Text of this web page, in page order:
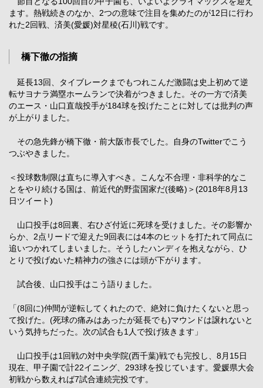
ます。熱戦続きのなか、2つの意味で注目を集めたのが12日に行わ
れた2回戦、済美(愛媛)対星稜(石川)戦です。
橋下徹の指摘
延長13回、タイブレークまでもつれこんだ激闘は史上初めて逆
転サヨナラ満塁ホームランで決着がつきました。その一方で済美
のエース・山口直哉投手が184球を投げたことに対しては批判の声
が上がりました。
その急先鋒が橋下徹・前大阪市長でした。自身のTwitterでこう
つぶやきました。
＜投球数制限は直ちに導入すべき。こんな不合理・非科学的なこ
とをやり続ける国は、前近代的野蛮国家だ(後略)＞(2018年8月13
日ツイート)
山口投手は8回裏、右ひざ付近に死球を受けました。その影響か
らか、2点リードで迎えた9回表には4本のヒットを打たれて同点に
追いつかれてしまいました。そうしたハンディを抱えながら、ひ
とりで投げぬいた精神力の強さには頭が下がります。
試合後、山口投手はこう語りました。
「(8回に)仲間が逆転してくれたので、絶対に負けたくないと思っ
て投げた。(死球の痛みはあったが延長でも)マウンドは譲れないと
いう気持ちだった。次の試合も1人で投げ抜きます」
山口投手は1回戦の対中央学院(西千葉)戦でも完投し、8月15日
現在、甲子園で計22イニング、293球を投じています。愛媛県大会
初戦から数えれば7試合連続完投です。